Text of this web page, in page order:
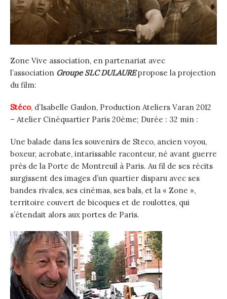
Zone Vive association, en partenariat avec
l’association Groupe SLC DULAUREpropose la projection
du film:
Stéco, d’Isabelle Gaulon, Production Ateliers Varan 2012
– Atelier Cinéquartier Paris 20ème; Durée : 32 min :
Une balade dans les souvenirs de Steco, ancien voyou,
boxeur, acrobate, intarissable raconteur, né avant guerre
près de la Porte de Montreuil à Paris. Au fil de ses récits
surgissent des images d’un quartier disparu avec ses
bandes rivales, ses cinémas, ses bals, et la « Zone »,
territoire couvert de bicoques et de roulottes, qui
s’étendait alors aux portes de Paris.